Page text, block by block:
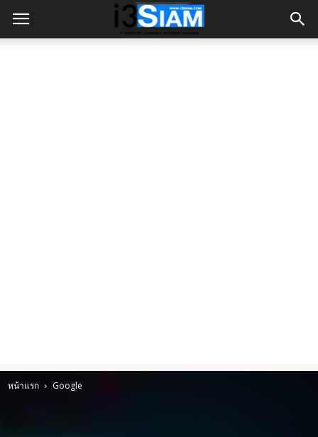
หน้าแรก Google